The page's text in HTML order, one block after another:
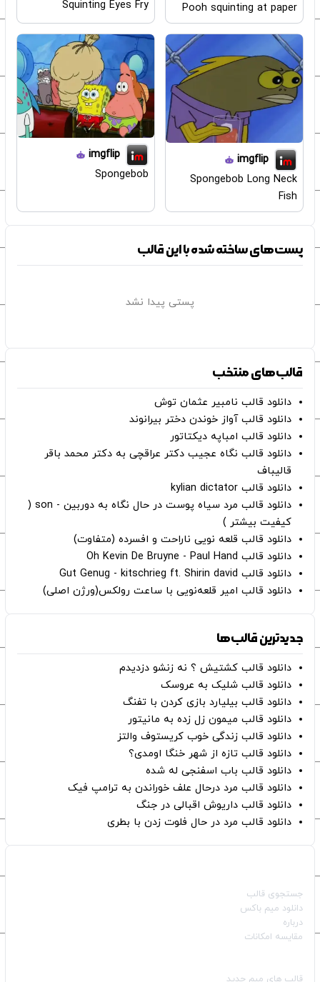
Pooh squinting at paper
Squinting Eyes Fry
imgflip
Spongebob Long Neck
Fish
imgflip
Spongebob
پست‌های ساخته شده با این قالب
پستی پیدا نشد
قالب‌های منتخب
دانلود قالب نامبیر عثمان ‌توش
دانلود قالب آواز خوندن دختر بیرانوند
دانلود قالب امباپه دیکتاتور
دانلود قالب نگاه عجیب دکتر عراقچی به دکتر محمد باقر
قالیباف
دانلود قالب kylian dictator
دانلود قالب مرد سیاه پوست در حال نگاه به دوربین - son (
کیفیت بیشتر )
دانلود قالب قلعه نویی ناراحت و افسرده (متفاوت)
دانلود قالب Oh Kevin De Bruyne - Paul Hand
دانلود قالب Gut Genug - kitschrieg ft. Shirin david
دانلود قالب امیر قلعه‌نویی با ساعت رولکس(ورژن اصلی)
جدیدترین قالب‌ها
دانلود قالب کشتیش ؟ نه زنشو دزدیدم
دانلود قالب شلیک به عروسک
دانلود قالب بیلیارد بازی کردن با تفنگ
دانلود قالب میمون زل زده به مانیتور
دانلود قالب زندگی خوب کریستوف والتز
دانلود قالب تازه از شهر خنگا اومدی؟
دانلود قالب باب اسفنجی له شده
دانلود قالب مرد درحال علف خوراندن به ترامپ فیک
دانلود قالب داریوش اقبالی در جنگ
دانلود قالب مرد در حال فلوت زدن با بطری
جستجوی قالب
دانلود میم باکس
درباره
مقایسه امکانات
قالب‌ های میم جدید